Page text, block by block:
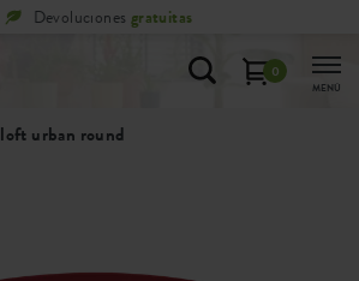
Devolucionesgratuitas
0
MENÚ
loft urban round